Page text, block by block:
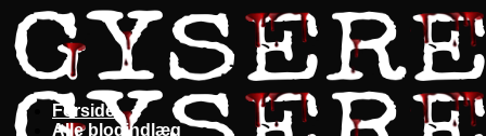
Fortsæt
til
indhold
Forside
Alle blogindlæg